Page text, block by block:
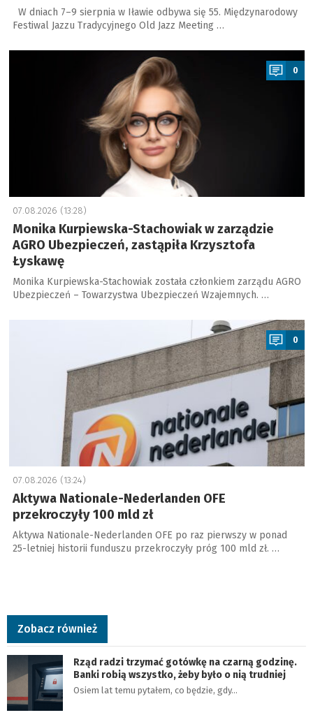
W dniach 7–9 sierpnia w Iławie odbywa się 55. Międzynarodowy
Festiwal Jazzu Tradycyjnego Old Jazz Meeting …
a
0
07.08.2026 (13:28)
Monika Kurpiewska-Stachowiak w zarządzie
AGRO Ubezpieczeń, zastąpiła Krzysztofa
Łyskawę
Monika Kurpiewska-Stachowiak została członkiem zarządu AGRO
Ubezpieczeń – Towarzystwa Ubezpieczeń Wzajemnych. …
0
07.08.2026 (13:24)
Aktywa Nationale-Nederlanden OFE
przekroczyły 100 mld zł
Aktywa Nationale-Nederlanden OFE po raz pierwszy w ponad
25-letniej historii funduszu przekroczyły próg 100 mld zł. …
Zobacz również
Rząd radzi trzymać gotówkę na czarną godzinę.
Banki robią wszystko, żeby było o nią trudniej
Osiem lat temu pytałem, co będzie, gdy…